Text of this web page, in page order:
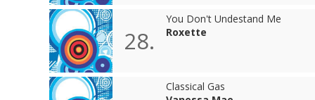
28.
You Don't Undestand Me
Roxette
Classical Gas